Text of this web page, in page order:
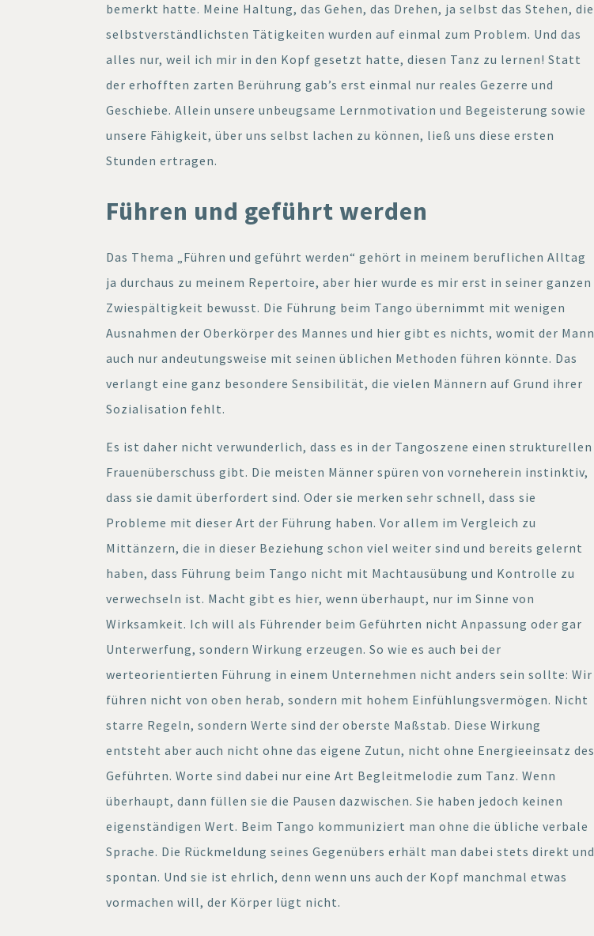
bemerkt hatte. Meine Haltung, das Gehen, das Drehen, ja selbst das Stehen, die
selbstverständlichsten Tätigkeiten wurden auf einmal zum Problem. Und das
alles nur, weil ich mir in den Kopf gesetzt hatte, diesen Tanz zu lernen! Statt
der erhofften zarten Berührung gab’s erst einmal nur reales Gezerre und
Geschiebe. Allein unsere unbeugsame Lernmotivation und Begeisterung sowie
unsere Fähigkeit, über uns selbst lachen zu können, ließ uns diese ersten
Stunden ertragen.
Führen und geführt werden
Das Thema „Führen und geführt werden“ gehört in meinem beruflichen Alltag
ja durchaus zu meinem Repertoire, aber hier wurde es mir erst in seiner ganzen
Zwiespältigkeit bewusst. Die Führung beim Tango übernimmt mit wenigen
Ausnahmen der Oberkörper des Mannes und hier gibt es nichts, womit der Mann
auch nur andeutungsweise mit seinen üblichen Methoden führen könnte. Das
verlangt eine ganz besondere Sensibilität, die vielen Männern auf Grund ihrer
Sozialisation fehlt.
Es ist daher nicht verwunderlich, dass es in der Tangoszene einen strukturellen
Frauenüberschuss gibt. Die meisten Männer spüren von vorneherein instinktiv,
dass sie damit überfordert sind. Oder sie merken sehr schnell, dass sie
Probleme mit dieser Art der Führung haben. Vor allem im Vergleich zu
Mittänzern, die in dieser Beziehung schon viel weiter sind und bereits gelernt
haben, dass Führung beim Tango nicht mit Machtausübung und Kontrolle zu
verwechseln ist. Macht gibt es hier, wenn überhaupt, nur im Sinne von
Wirksamkeit. Ich will als Führender beim Geführten nicht Anpassung oder gar
Unterwerfung, sondern Wirkung erzeugen. So wie es auch bei der
werteorientierten Führung in einem Unternehmen nicht anders sein sollte: Wir
führen nicht von oben herab, sondern mit hohem Einfühlungsvermögen. Nicht
starre Regeln, sondern Werte sind der oberste Maßstab. Diese Wirkung
entsteht aber auch nicht ohne das eigene Zutun, nicht ohne Energieeinsatz des
Geführten. Worte sind dabei nur eine Art Begleitmelodie zum Tanz. Wenn
überhaupt, dann füllen sie die Pausen dazwischen. Sie haben jedoch keinen
eigenständigen Wert. Beim Tango kommuniziert man ohne die übliche verbale
Sprache. Die Rückmeldung seines Gegenübers erhält man dabei stets direkt und
spontan. Und sie ist ehrlich, denn wenn uns auch der Kopf manchmal etwas
vormachen will, der Körper lügt nicht.